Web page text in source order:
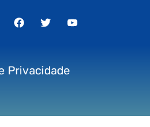
Privacidade